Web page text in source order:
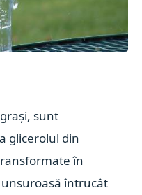
sunt
glicerolul din
în
unsuroasă întrucât